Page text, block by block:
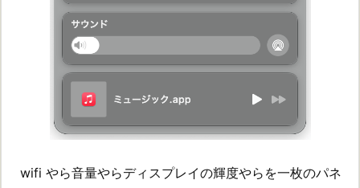
wifi やら音量やらディスプレイの輝度やらを一枚のパネ